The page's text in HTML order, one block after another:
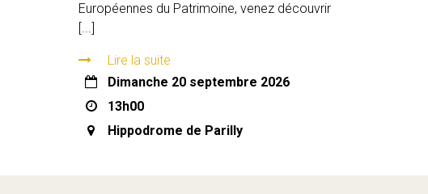
Européennes du Patrimoine, venez découvrir
[...]
Lire la suite
dimanche 20 septembre 2026
13h00
Hippodrome de Parilly